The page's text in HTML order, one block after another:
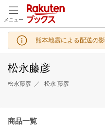
メニュー
熊本地震による配送の
松永藤彦
松永藤彦 松永 藤彦
商品一覧